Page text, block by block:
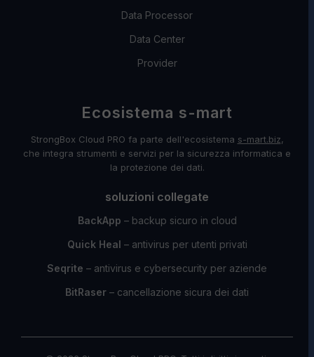
Data Processor
Data Center
Provider
Ecosistema s-mart
StrongBox Cloud PRO fa parte dell'ecosistema s-mart.biz,
che integra strumenti e servizi per la sicurezza informatica e
la protezione dei dati.
soluzioni collegate
BackApp – backup sicuro in cloud
Quick Heal – antivirus per utenti privati
Seqrite – antivirus e cybersecurity per aziende
BitRaser – cancellazione sicura dei dati